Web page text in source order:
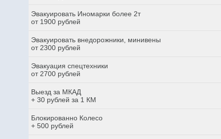
Эвакуировать Иномарки более 2т
от 1900 рублей
Эвакуировать внедорожники, минивены
от 2300 рублей
Эвакуация спецтехники
от 2700 рублей
Выезд за МКАД
+ 30 рублей за 1 КМ
Блокированно Колесо
+ 500 рублей